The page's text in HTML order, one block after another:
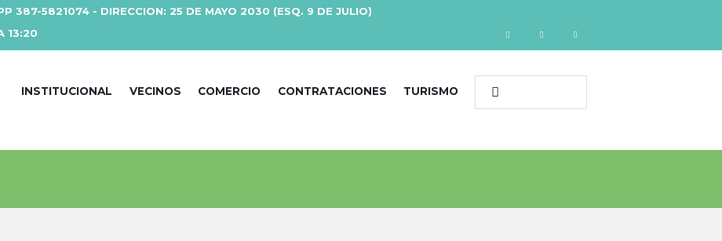
387-5821074 - DIRECCION: 25 DE MAYO 2030 (ESQ. 9 DE JULIO)
13:20
INSTITUCIONAL VECINOS COMERCIO CONTRATACIONES TURISMO